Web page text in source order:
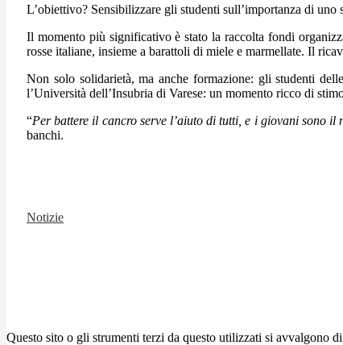
L’obiettivo? Sensibilizzare gli studenti sull’importanza di
Il momento più significativo è stato la raccolta fondi
rosse italiane, insieme a barattoli di miele e marmellate. Il
Non solo solidarietà, ma anche formazione: gli studenti
l’Università dell’Insubria di Varese: un momento ricco di
“Per battere il cancro serve l’aiuto di tutti, e i giovani sono il
banchi.
Notizie
Questo sito o gli strumenti terzi da questo utilizzati si avvalgono